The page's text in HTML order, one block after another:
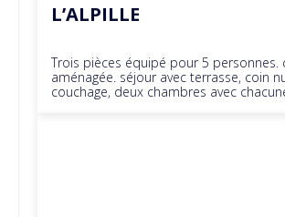
L’ALPILLE
Trois pièces équipé pour 5 personnes.
aménagée. séjour avec terrasse, coin
couchage, deux chambres avec